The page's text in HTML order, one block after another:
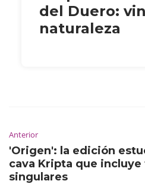
del Duero:
naturaleza
Anterior
'Origen': la edición
cava Kripta que incluye
singulares